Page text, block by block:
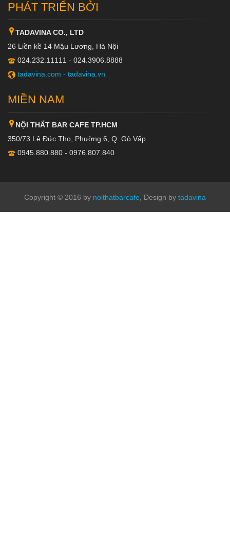
PHÁT TRIỂN BỞI
TADAVINA CO., LTD
26 Liền kề 14 Mậu Lương, Hà Nội
024.232.11111 - 024.3906.8888
tadavina.com - tadavina.vn
MIỀN NAM
NỘI THẤT BAR CAFE TP.HCM
350/73 Lê Đức Thọ, Phường 6, Q. Gò Vấp
0945.880.880 - 0976.807.840
Copyright © 2016 by noithatbarcafe , Design by tadavina